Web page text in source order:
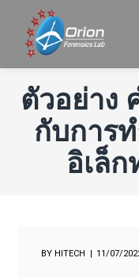
ตัวอย่าง
กับการ
อิเล็
BY HITECH 11/07/